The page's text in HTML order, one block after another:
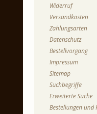
Widerruf
Versandkosten
Zahlungsarten
Datenschutz
Bestellvorgang
Impressum
Sitemap
Suchbegriffe
Erweiterte Suche
Bestellungen und